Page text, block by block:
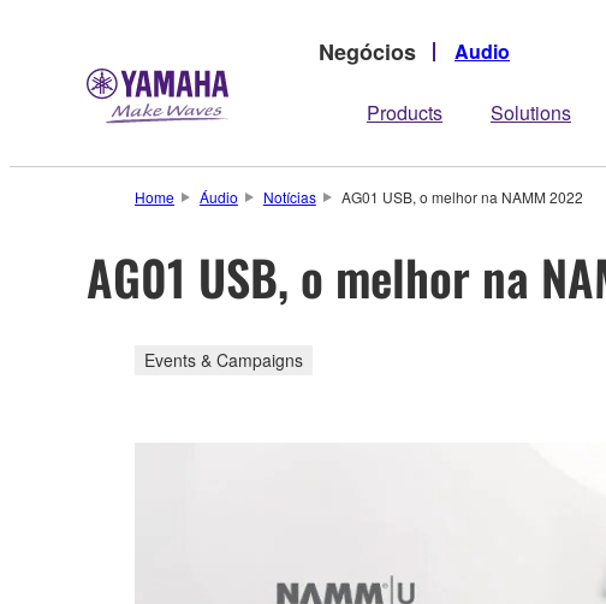
Negócios Audio
Products Solutions
Home Áudio Notícias AG01 USB, o melhor na NAMM 2022
AG01 USB, o melhor na
Events & Campaigns